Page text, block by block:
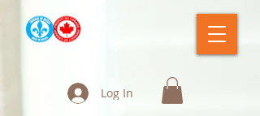
Log In